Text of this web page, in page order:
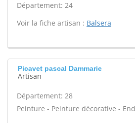
Département: 24
Voir la fiche artisan : Balsera
Picavet pascal Dammarie
Artisan
Département: 28
Peinture - Peinture décorative -